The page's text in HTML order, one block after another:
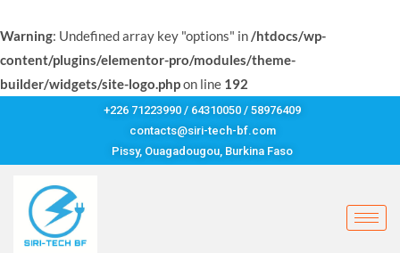
Warning: Undefined array key "options" in/htdocs/wp-
content/plugins/elementor-pro/modules/theme-
builder/widgets/site-logo.phpon line 192
+226 71223990 / 64310050 / 58976409
contacts@siri-tech-bf.com
Pissy, Ouagadougou, Burkina Faso